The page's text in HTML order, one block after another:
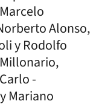
Alonso,
y Rodolfo
-
Mariano